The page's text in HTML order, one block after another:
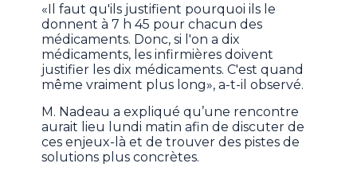
«Il faut qu'ils justifient pourquoi ils le
donnent à 7 h 45 pour chacun des
médicaments. Donc, si l'on a dix
médicaments, les infirmières doivent
justifier les dix médicaments. C'est quand
même vraiment plus long», a-t-il observé.
M. Nadeau a expliqué qu’une rencontre
aurait lieu lundi matin afin de discuter de
ces enjeux-là et de trouver des pistes de
solutions plus concrètes.